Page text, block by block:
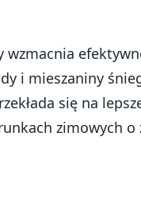
wzmacnia
i mieszaniny
się na
zimowych o